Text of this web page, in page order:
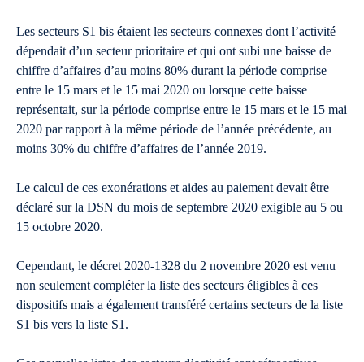
Les secteurs S1 bis étaient les secteurs connexes dont l’activité
dépendait d’un secteur prioritaire et qui ont subi une baisse de
chiffre d’affaires d’au moins 80% durant la période comprise
entre le 15 mars et le 15 mai 2020 ou lorsque cette baisse
représentait, sur la période comprise entre le 15 mars et le 15 mai
2020 par rapport à la même période de l’année précédente, au
moins 30% du chiffre d’affaires de l’année 2019.
Le calcul de ces exonérations et aides au paiement devait être
déclaré sur la DSN du mois de septembre 2020 exigible au 5 ou
15 octobre 2020.
Cependant, le décret 2020-1328 du 2 novembre 2020 est venu
non seulement compléter la liste des secteurs éligibles à ces
dispositifs mais a également transféré certains secteurs de la liste
S1 bis vers la liste S1.